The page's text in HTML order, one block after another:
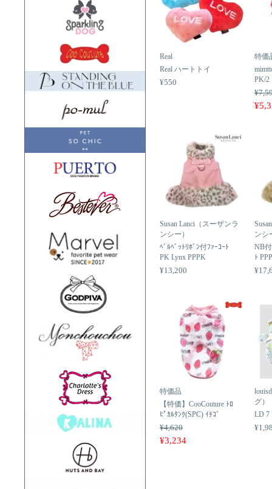
Real
Real ハートトイ
¥550
特価
PK/2
Susan Lanci（スーザンラ
ンシー）
ﾍﾞﾙﾍﾞｯﾄﾘﾎﾞﾝ付ﾌｧｰｺｰﾄ
PK Lynx PPPK
¥13,200
ンシ
NB付
ﾄ
特価品
【特価】CooCouture ﾄﾛ
ﾋﾟｶﾙﾀﾝｸ(SPC) ｲﾁｺﾞ
¥4,620
¥3,234
グ）
LD 7